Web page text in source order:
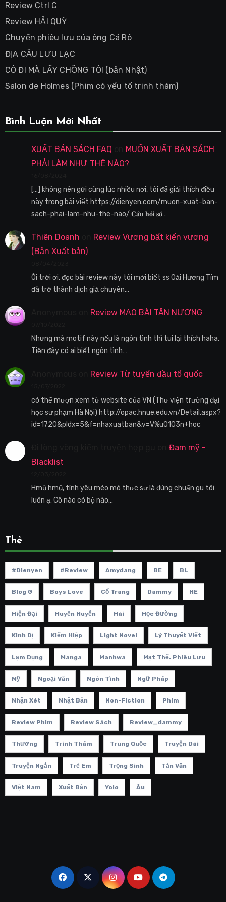
Review Ctrl C
Review HẢI QUỲ
Chuyến phiêu lưu của ông Cá Rô
ĐỊA CẦU LƯU LẠC
CÔ ĐI MÀ LẤY CHỒNG TÔI (bản Nhật)
Salon de Holmes (Phim có yếu tố trinh thám)
Bình Luận Mới Nhất
XUẤT BẢN SÁCH FAQ
MUỐN XUẤT BẢN SÁCH
PHẢI LÀM NHƯ THẾ NÀO?
[…] không nên gửi cùng lúc nhiều nơi, tôi đã giải thích điều
này trong bài viết https://dienyen.com/muon-xuat-ban-
sach-phai-lam-nhu-the-nao/ 𝐂𝐚̂𝐮 𝐡𝐨̉𝐢 𝐬𝐨̂́…
Thiên Doanh
Review Vương bất kiến vương
(Bản Xuất bản)
Ôi trời ơi, đọc bài review này tôi mới biết ss Oải Hương Tím
đã trở thành dịch giả chuyên…
Review MẠO BÀI TÂN NƯƠNG
Nhưng mà motif này nếu là ngôn tình thì tui lại thích haha.
Tiện đây có ai biết ngôn tình…
Review Từ tuyến đầu tổ quốc
có thể mượn xem từ website của VN (Thư viện trường đại
học sư phạm Hà Nội) http://opac.hnue.edu.vn/Detail.aspx?
id=1720&pIdx=5&f=nhaxuatban&v=V%u0103n+hoc
Đam mỹ –
Blacklist
Hmũ hmũ, tình yêu méo mó thực sự là đúng chuẩn gu tôi
luôn ạ. Cô nào có bộ nào…
Thẻ
#dienyen #review Amydang BE BL
Blog G Boys Love Cổ Trang Dammy HE
Hiện Đại Huyền Huyễn Hài Học Đường
Kinh Dị Kiếm Hiệp Light Novel Lý Thuyết Viết
Lạm Dụng Manga Manhwa Mạt Thế. Phiêu Lưu
Mỹ Ngoại Văn Ngôn Tình Ngữ Pháp
Nhận Xét Nhật Bản Non-Fiction Phim
Review Phim Review Sách Review_dammy
Thương Trinh Thám Trung Quốc Truyện Dài
Truyện Ngắn Trẻ Em Trọng Sinh Tản Văn
Việt Nam Xuất Bản Yolo Âu